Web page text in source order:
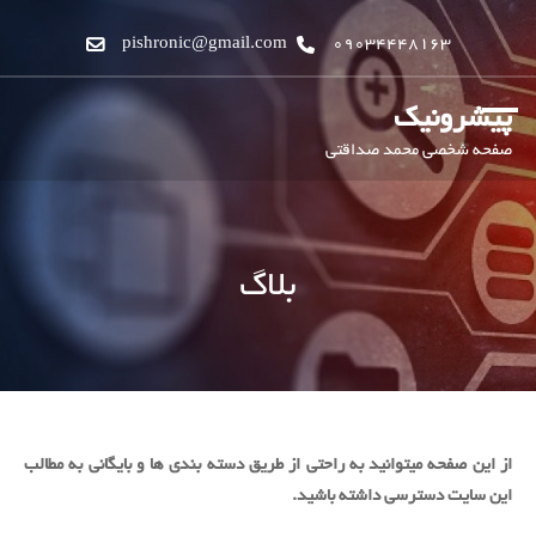
09034448163
pishronic@gmail.com
پیشرونیک
صفحه شخصی محمد صداقتی
بلاگ
از این صفحه میتوانید به راحتی از طریق دسته بندی ها و بایگانی به مطالب
این سایت دسترسی داشته باشید.